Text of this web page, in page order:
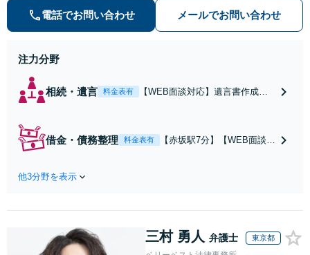
いたします」「インターネット：掲
示板やSNS、ブログでの誹謗中傷に
電話でお問い合わせ メールでお問い合わせ
注力分野
相続・遺言 料金表有
【WEB面談対応】遺言書作成や
どの段階からでもサポートいたし
ます。生前の財産管理のお悩みか
借金・債務整理 料金表有
【赤坂駅7分】【WEB面談対
理する方法を一緒に考えて
破産、民事再生、任意整理
にも対応」「債務の残る事
他3分野を表示
三村 勇人 弁護士 東京都